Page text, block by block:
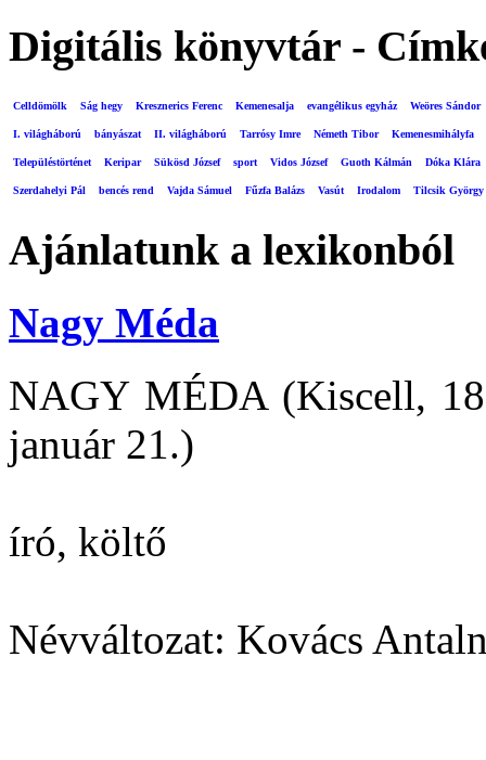
Digitális könyvtár -
Celldömölk Ság hegy Kresznerics Ferenc Kemenesalja evangélikus egyház Weöres Sándor
I. világháború bányászat II. világháború Tarrósy Imre Németh Tibor Kemenesmihályfa
Településtörténet Keripar Sükösd József sport Vidos József Guoth Kálmán Dóka Klára
Szerdahelyi Pál bencés rend Vajda Sámuel Fűzfa Balázs Vasút Irodalom Tilcsik György
Ajánlatunk a lexikonból
Nagy Méda
NAGY MÉDA (Kiscell,
január 21.)
író, költő
Névváltozat: Kovács